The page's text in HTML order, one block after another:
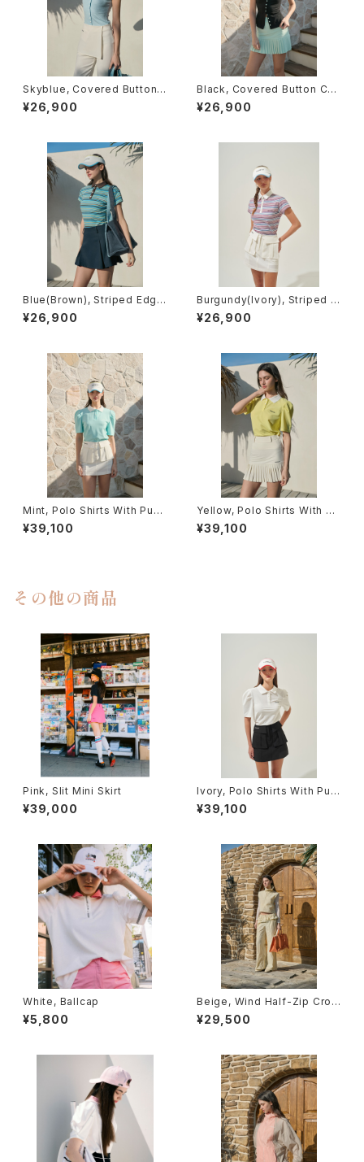
Skyblue, Covered Button
Cardigan (short sleeve)
¥26,900
Black, Covered Button Car
digan (short sleeve)
¥26,900
Blue(Brown), Striped Edge
Line Short Sleeve Polo
¥26,900
Burgundy(Ivory), Striped E
dgeLine Short Sleeve Polo
¥26,900
Mint, Polo Shirts With Puff
Sleeve / Short (Light Ver.)
¥39,100
Yellow, Polo Shirts With Pu
ff Sleeve / Short (Light Ve
r.)
¥39,100
その他の商品
Pink, Slit Mini Skirt
¥39,000
Ivory, Polo Shirts With Puff
Sleeve / Short (Light Ver.)
¥39,100
White, Ballcap
¥5,800
Beige, Wind Half-Zip Crop
Vest
¥29,500